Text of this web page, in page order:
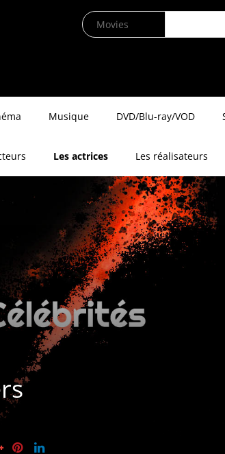
Musique DVD/Blu-ray/VOD
Les actrices Les réalisateurs